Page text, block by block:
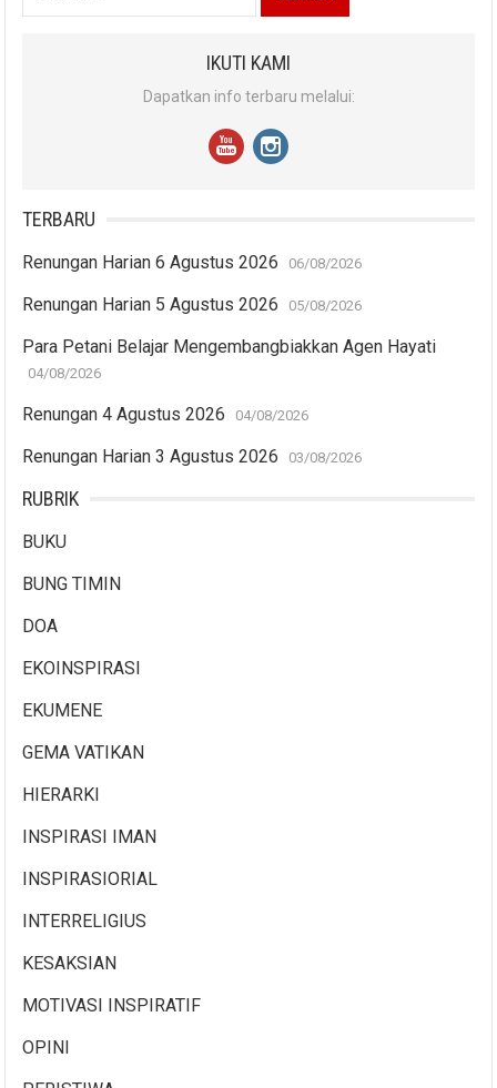
for:
IKUTI KAMI
Dapatkan info terbaru melalui:
TERBARU
Renungan Harian 6 Agustus 2026 06/08/2026
Renungan Harian 5 Agustus 2026 05/08/2026
Para Petani Belajar Mengembangbiakkan Agen Hayati
04/08/2026
Renungan 4 Agustus 2026 04/08/2026
Renungan Harian 3 Agustus 2026 03/08/2026
RUBRIK
BUKU
BUNG TIMIN
DOA
EKOINSPIRASI
EKUMENE
GEMA VATIKAN
HIERARKI
INSPIRASI IMAN
INSPIRASIORIAL
INTERRELIGIUS
KESAKSIAN
MOTIVASI INSPIRATIF
OPINI